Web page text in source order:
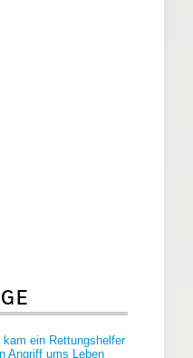
ein Rettungshelfer
Angriff ums Leben